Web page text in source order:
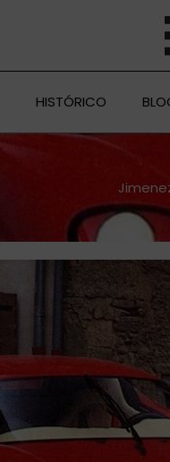
HISTÓRICO